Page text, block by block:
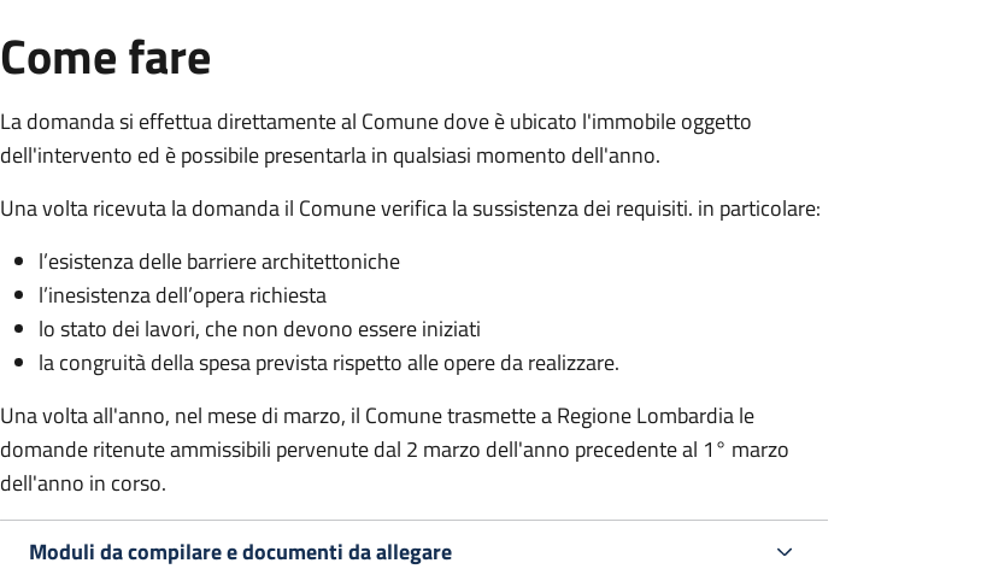
Come fare
La domanda si effettua direttamente al Comune dove è ubicato l'immobile oggetto
dell'intervento ed è possibile presentarla in qualsiasi momento dell'anno.
Una volta ricevuta la domanda il Comune verifica la sussistenza dei requisiti. in particolare:
l’esistenza delle barriere architettoniche
l’inesistenza dell’opera richiesta
lo stato dei lavori, che non devono essere iniziati
la congruità della spesa prevista rispetto alle opere da realizzare.
Una volta all'anno, nel mese di marzo, il Comune trasmette a Regione Lombardia le
domande ritenute ammissibili pervenute dal 2 marzo dell'anno precedente al 1° marzo
dell'anno in corso.
Moduli da compilare e documenti da allegare